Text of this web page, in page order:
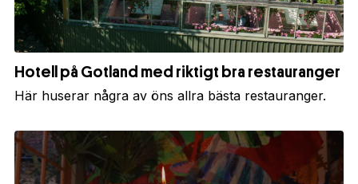
Hotell på Gotland med riktigt bra restauranger
Här huserar några av öns allra bästa restauranger.